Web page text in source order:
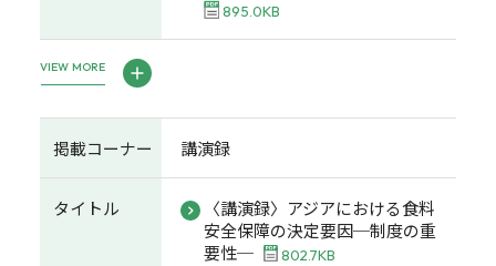
895.0KB
VIEW MORE
掲載コーナー 講演録
タイトル
〈講演録〉アジアにおける食料
安全保障の決定要因─制度の重
要性─
802.7KB